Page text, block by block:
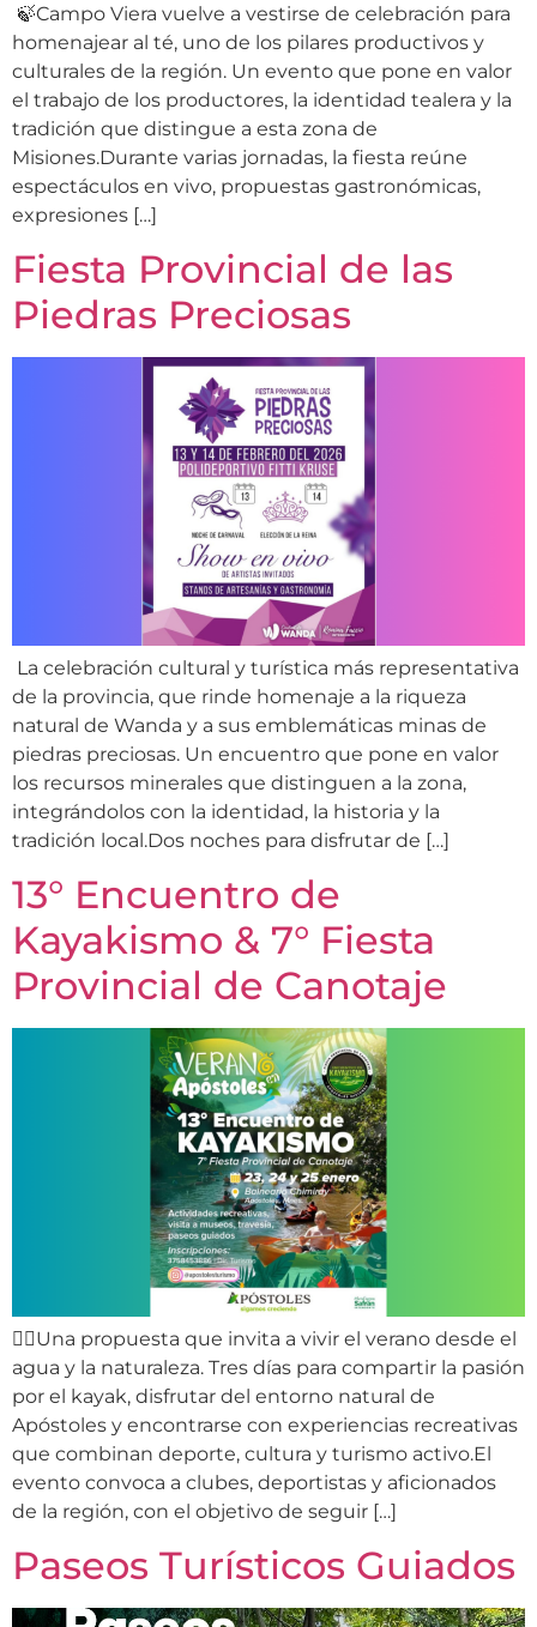
🍃Campo Viera vuelve a vestirse de celebración para
homenajear al té, uno de los pilares productivos y
culturales de la región. Un evento que pone en valor
el trabajo de los productores, la identidad tealera y la
tradición que distingue a esta zona de
Misiones.Durante varias jornadas, la fiesta reúne
espectáculos en vivo, propuestas gastronómicas,
expresiones […]
Fiesta Provincial de las
Piedras Preciosas
La celebración cultural y turística más representativa
de la provincia, que rinde homenaje a la riqueza
natural de Wanda y a sus emblemáticas minas de
piedras preciosas. Un encuentro que pone en valor
los recursos minerales que distinguen a la zona,
integrándolos con la identidad, la historia y la
tradición local.Dos noches para disfrutar de […]
13° Encuentro de
Kayakismo & 7° Fiesta
Provincial de Canotaje
🚣‍♂️Una propuesta que invita a vivir el verano desde el
agua y la naturaleza. Tres días para compartir la pasión
por el kayak, disfrutar del entorno natural de
Apóstoles y encontrarse con experiencias recreativas
que combinan deporte, cultura y turismo activo.El
evento convoca a clubes, deportistas y aficionados
de la región, con el objetivo de seguir […]
Paseos Turísticos Guiados